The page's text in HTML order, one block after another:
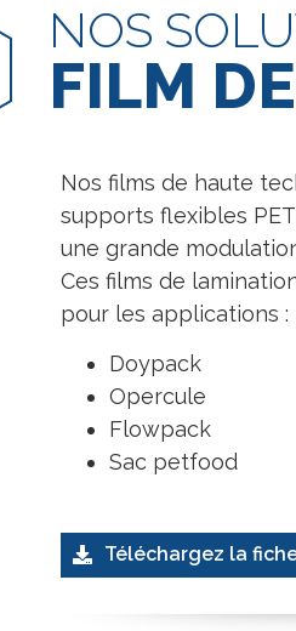
NOS
FILM
Nos films de haute
supports flexibles
une grande
Ces films de
pour les applications :
Doypack
Opercule
Flowpack
Sac petfood
Téléchargez la